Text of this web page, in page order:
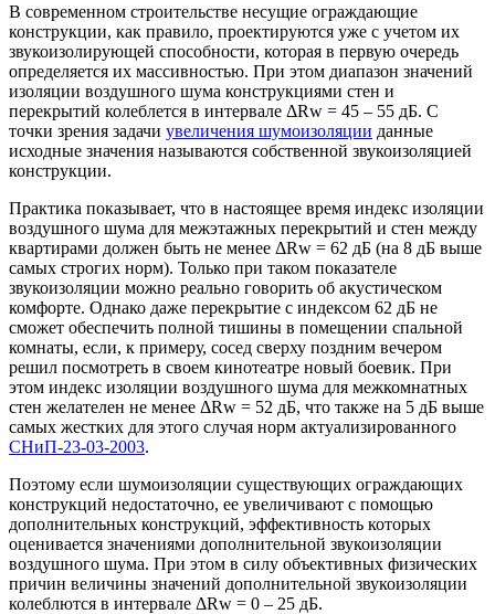
В современном строительстве несущие ограждающие
конструкции, как правило, проектируются уже с учетом их
звукоизолирующей способности, которая в первую очередь
определяется их массивностью. При этом диапазон значений
изоляции воздушного шума конструкциями стен и
перекрытий колеблется в интервале ΔRw = 45 – 55 дБ. С
точки зрения задачи увеличения шумоизоляции данные
исходные значения называются собственной звукоизоляцией
конструкции.
Практика показывает, что в настоящее время индекс изоляции
воздушного шума для межэтажных перекрытий и стен между
квартирами должен быть не менее ΔRw = 62 дБ (на 8 дБ выше
самых строгих норм). Только при таком показателе
звукоизоляции можно реально говорить об акустическом
комфорте. Однако даже перекрытие с индексом 62 дБ не
сможет обеспечить полной тишины в помещении спальной
комнаты, если, к примеру, сосед сверху поздним вечером
решил посмотреть в своем кинотеатре новый боевик. При
этом индекс изоляции воздушного шума для межкомнатных
стен желателен не менее ΔRw = 52 дБ, что также на 5 дБ выше
самых жестких для этого случая норм актуализированного
СНиП-23-03-2003.
Поэтому если шумоизоляции существующих ограждающих
конструкций недостаточно, ее увеличивают с помощью
дополнительных конструкций, эффективность которых
оценивается значениями дополнительной звукоизоляции
воздушного шума. При этом в силу объективных физических
причин величины значений дополнительной звукоизоляции
колеблются в интервале ΔRw = 0 – 25 дБ.